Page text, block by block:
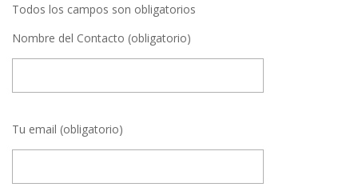
Todos los campos son obligatorios
Nombre del Contacto (obligatorio)
Tu email (obligatorio)